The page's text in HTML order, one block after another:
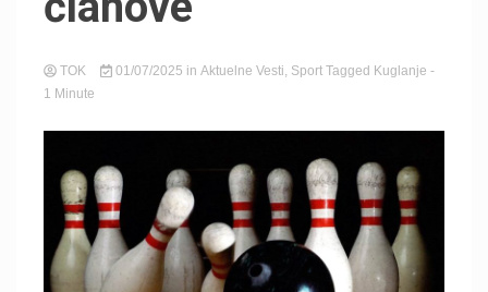
TOK 01/07/2025 in Aktuelne Vesti, Sport Tagged Kuglanje -
1 Minute